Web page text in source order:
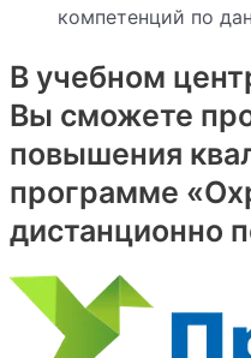
компетенций по
В учебном
Вы сможете
повышения
программе
дистанционно